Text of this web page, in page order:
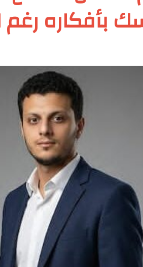
بأفكاره رغم